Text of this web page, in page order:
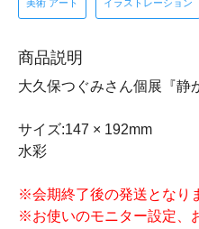
美術 アート イラストレーション
商品説明
大久保つぐみさん個展『静
サイズ:147 × 192mm
水彩
※会期終了後の発送となり
※お使いのモニター設定、